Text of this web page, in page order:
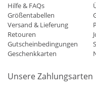
Hilfe & FAQs
Größentabellen
Versand & Lieferung
Retouren
Gutscheinbedingungen
Geschenkkarten
Unsere Zahlungsarten